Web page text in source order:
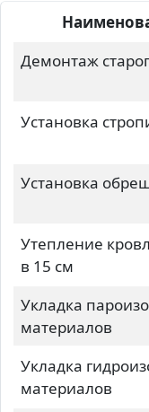
Демонтаж
Установка
Установка
Утепление
в 15 см
Укладка
материалов
Укладка
материалов